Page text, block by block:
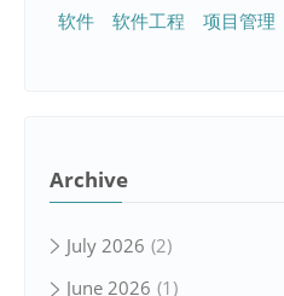
软件
软件工程 项目管理
Archive
July 2026 2
June 2026 1